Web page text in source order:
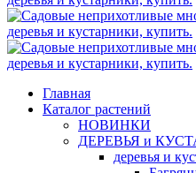
Главная
Каталог растений
НОВИНКИ
ДЕРЕВЬЯ и
деревья и